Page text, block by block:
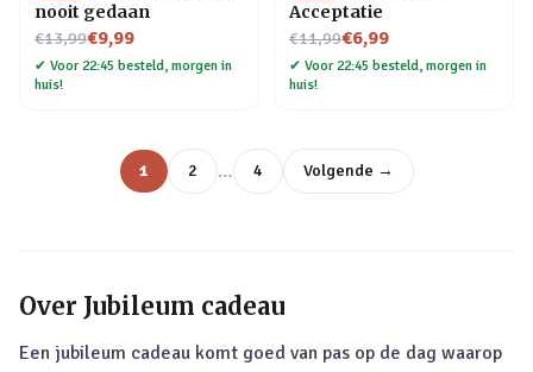
nooit gedaan
€13,99
Nu voor€9,99
✔ Voor 22:45 besteld, morgen in
huis!
Acceptatie
€11,99
Nu voor€6,99
✔ Voor 22:45 besteld, morgen in
huis!
1 2 … 4 Volgende →
Over Jubileum cadeau
Een jubileum cadeau komt goed van pas op de dag waarop